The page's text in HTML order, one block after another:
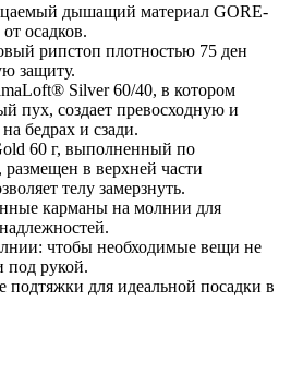
дышащий материал GORE-
осадков.
рипстоп плотностью 75 ден
защиту.
Silver 60/40, в котором
пух, создает превосходную и
бедрах и сзади.
60 г, выполненный по
в верхней части
телу замерзнуть.
карманы на молнии для
чтобы необходимые вещи не
под рукой.
для идеальной посадки в